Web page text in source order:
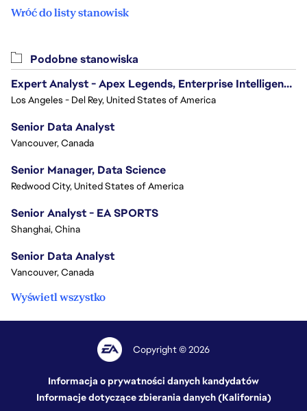
Wróć do listy stanowisk
Podobne stanowiska
Expert Analyst - Apex Legends, Enterprise Intelligence (EI)
Los Angeles - Del Rey, United States of America
Senior Data Analyst
Vancouver, Canada
Senior Manager, Data Science
Redwood City, United States of America
Senior Analyst - EA SPORTS
Shanghai, China
Senior Data Analyst
Vancouver, Canada
Wyświetl wszystko
Copyright © 2026
Informacja o prywatności danych kandydatów
Informacje dotyczące zbierania danych (Kalifornia)